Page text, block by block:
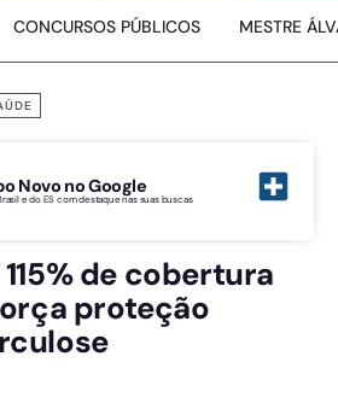
CONCURSOS PÚBLICOS MESTRE
Novo no Google
e do ES com destaque nas suas buscas
de cobertura
proteção